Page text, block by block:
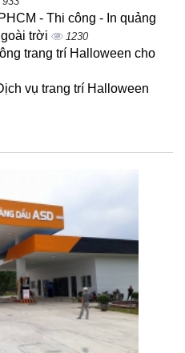
- Thi công - In quảng
trời
1230
trang trí Halloween cho
vụ trang trí Halloween